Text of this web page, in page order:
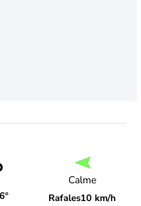
Calme
Rafales10 km/h